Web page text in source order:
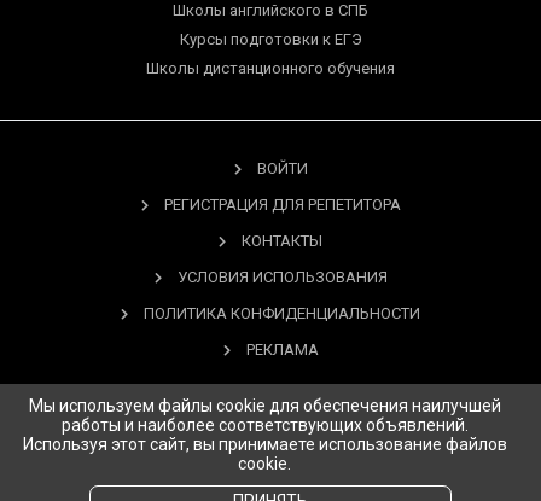
Школы английского в СПБ
Курсы подготовки к ЕГЭ
Школы дистанционного обучения
ВОЙТИ
РЕГИСТРАЦИЯ ДЛЯ РЕПЕТИТОРА
КОНТАКТЫ
УСЛОВИЯ ИСПОЛЬЗОВАНИЯ
ПОЛИТИКА КОНФИДЕНЦИАЛЬНОСТИ
РЕКЛАМА
Copyright © 2026 Study.ru Все права защищены.
Мы используем файлы cookie для обеспечения наилучшей
работы и наиболее соответствующих объявлений.
Используя этот сайт, вы принимаете использование файлов
cookie.